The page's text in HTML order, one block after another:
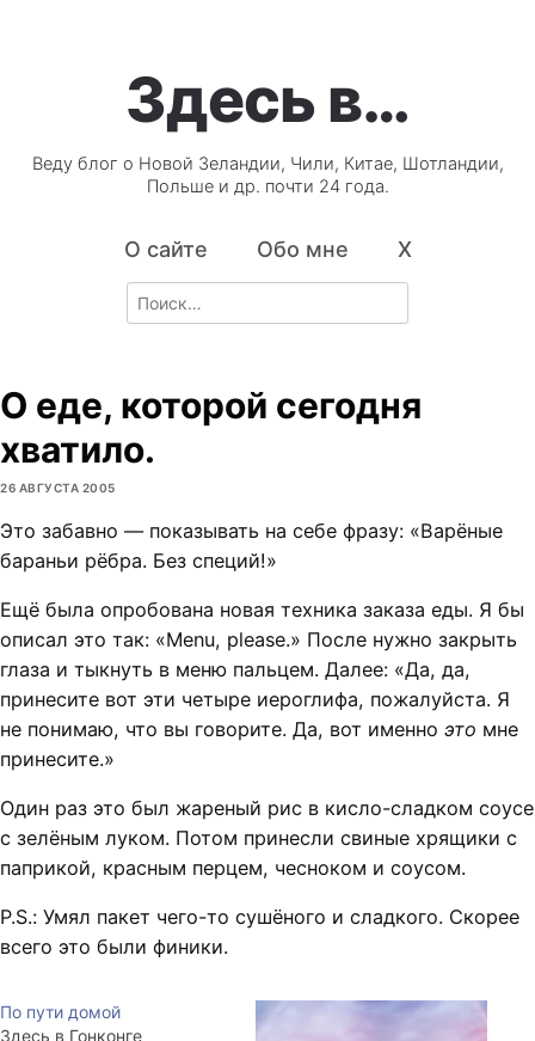
Здесь в…
Веду блог о Новой Зеландии, Чили, Китае, Шотландии,
Польше и др. почти 24 года.
О сайте Обо мне X
Search
for:
О еде, которой сегодня
хватило.
26 АВГУСТА 2005
Это забавно — показывать на себе фразу: «Варёные
бараньи рёбра. Без специй!»
Ещё была опробована новая техника заказа еды. Я бы
описал это так: «Menu, please.» После нужно закрыть
глаза и тыкнуть в меню пальцем. Далее: «Да, да,
принесите вот эти четыре иероглифа, пожалуйста. Я
не понимаю, что вы говорите. Да, вот именно это мне
принесите.»
Один раз это был жареный рис в кисло-сладком соусе
с зелёным луком. Потом принесли свиные хрящики с
паприкой, красным перцем, чесноком и соусом.
P.S.: Умял пакет чего-то сушёного и сладкого. Скорее
всего это были финики.
По пути домой
Здесь в Гонконге